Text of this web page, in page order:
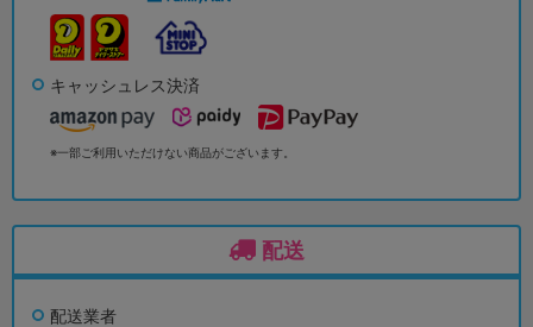
キャッシュレス決済
※一部ご利用いただけない商品がございます。
配送
配送業者